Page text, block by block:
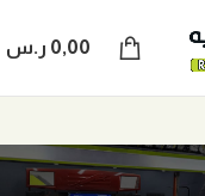
0,00 ر.س